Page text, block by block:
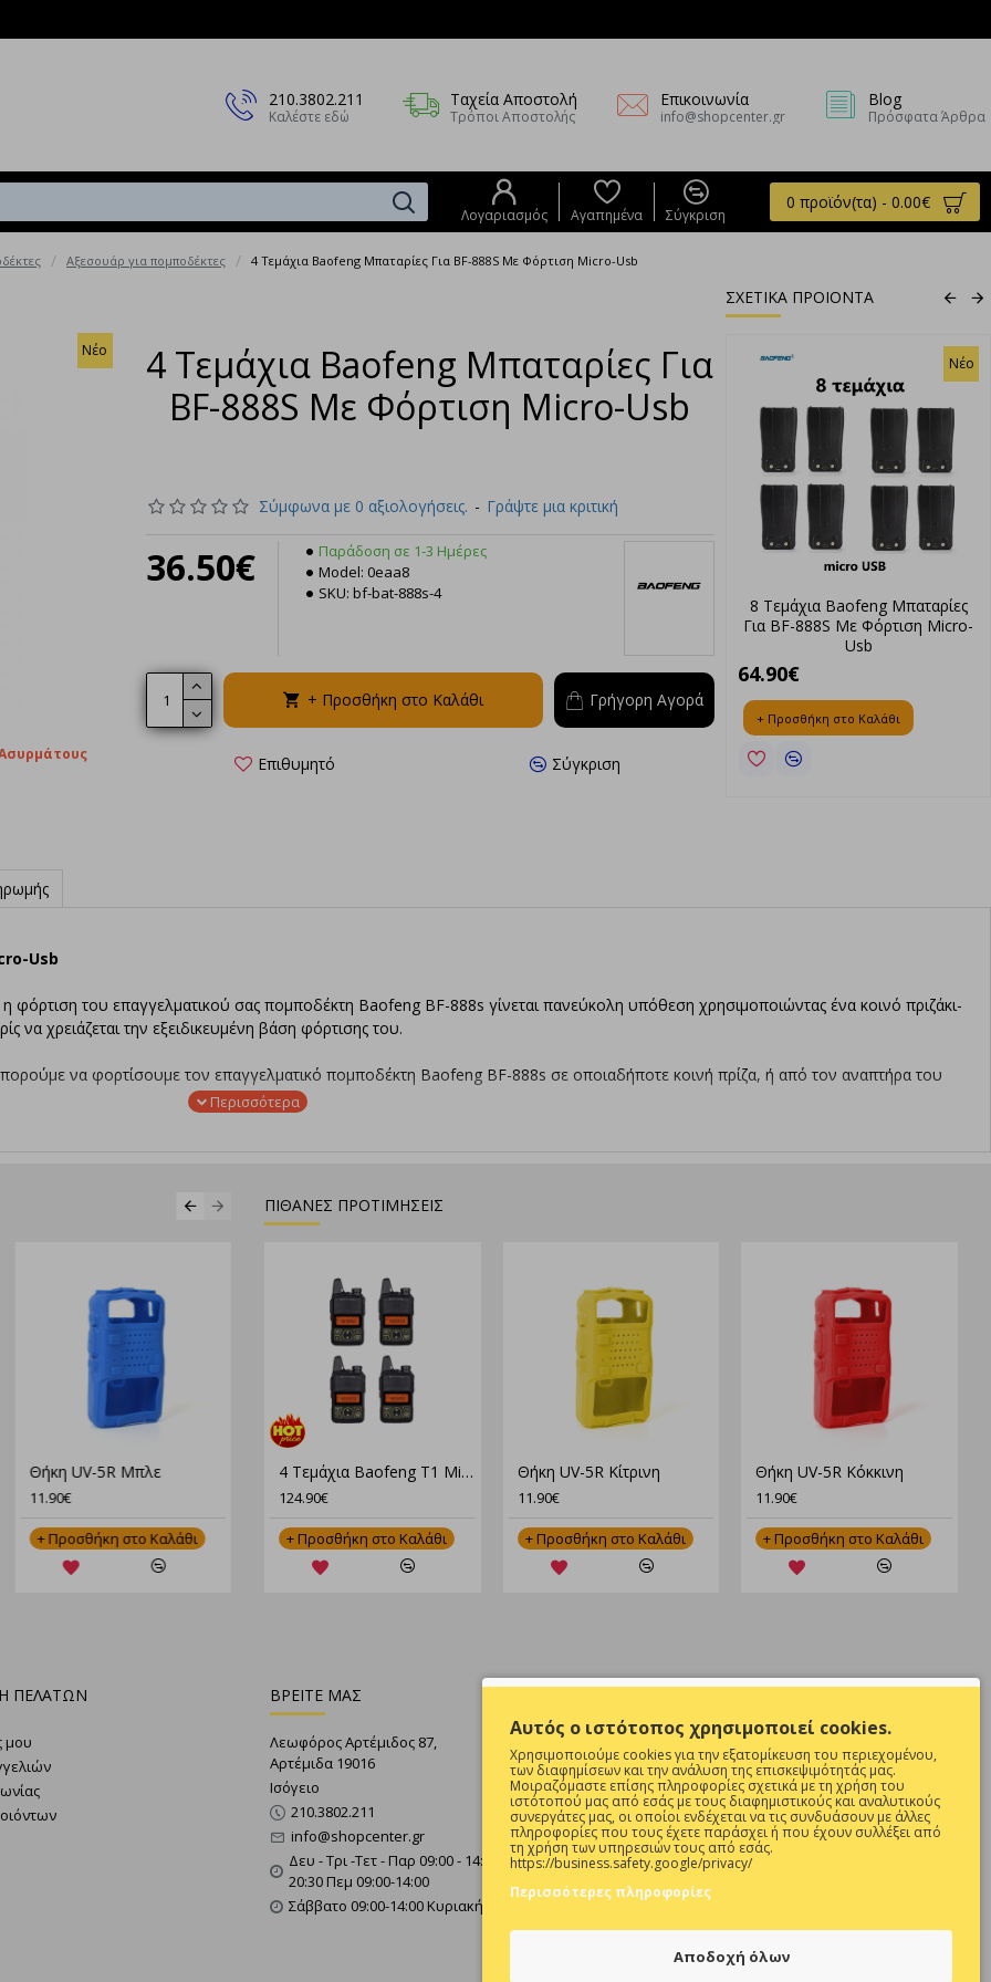
210.3802.211
Καλέστε εδώ
Ταχεία Αποστολή
Τρόποι Αποστολής
Επικοινωνία
info@shopcenter.gr
Blog
Πρόσφατα Άρθρα
Λογαριασμός Αγαπημένα Σύγκριση
0 προϊόν(τα) - 0.00€
Αξεσουάρ για πομποδέκτες 4 Τεμάχια Baofeng Μπαταρίες Για BF-888S Με Φόρτιση Micro-Usb
Νέο
4 Τεμάχια Baofeng Μπαταρίες Για
BF-888S Με Φόρτιση Micro-Usb
Σύμφωνα με 0 αξιολογήσεις. - Γράψτε μια κριτική
36.50€
Παράδοση σε 1-3 Ημέρες
Model: 0eaa8
SKU: bf-bat-888s-4
+ Προσθήκη στο Καλάθι Γρήγορη Αγορά
Επιθυμητό Σύγκριση
ΣΧΕΤΙΚΑ ΠΡΟΙΟΝΤΑ
Νέο
10 Τεμάχια Baofeng Μπαταρίες
76.40€
8 Τεμάχια Baofeng Μπαταρίες
Για BF-888S Με Φόρτιση Micro-
64.90€
+ Προσθήκη στο Καλάθι
6
Για
Usb
του επαγγελματικού σας πομποδέκτη Baofeng BF-888s γίνεται πανεύκολη υπόθεση χρησιμοποιώντας ένα κοινό πριζάκι-
χρειάζεται την εξειδικευμένη βάση φόρτισης του.
να φορτίσουμε τον επαγγελματικό πομποδέκτη Baofeng BF-888s σε οποιαδήποτε κοινή πρίζα, ή από τον αναπτήρα τoυ
φορτίζει, πράσινη ένδειξη όταν είναι πλήρως φορτισμένη).
καφέ, εστιατόρια, εργοτάξια, υπαίθριές δραστηριότητες
777S
Μαύρη
στο Καλάθι
Θήκη UV-5R Μπλε
+ Προσθήκη στο Καλάθι
ΠΙΘΑΝΕΣ ΠΡΟΤΙΜΗΣΕΙΣ
4 Τεμάχια Baofeng T1 Mini – Φορητοί Ασύρματοι για Επαγγελματική & Ερασιτεχνική Χρήση
124.90€
+ Προσθήκη στο Καλάθι
Θήκη UV-5R Κίτρινη
11.90€
+ Προσθήκη στο Καλάθι
Θήκη UV-5R Κόκκινη
11.90€
+ Προσθήκη στο Καλάθι
ΠΕΛΑΤΩΝ
μου
ΒΡΕΙΤΕ ΜΑΣ
Λεωφόρος Αρτέμιδος 87,
Αρτέμιδα 19016
Ισόγειο
210.3802.211
info@shopcenter.gr
Δευ - Τρι -Τετ - Παρ 09:00 - 14:00 ΚΑΙ 17:00-
20:30 Πεμ 09:00-14:00
Σάββατο 09:00-14:00 Κυριακή Κλειστά
Θες να είσαι ενήμερος για όλες τις
προσφορές ;
Εγγραφή
Συμπληρώστε την επαλήθευση captcha
παρακάτω
Αυτός ο ιστότοπος χρησιμοποιεί cookies.
Χρησιμοποιούμε cookies για την εξατομίκευση του περιεχομένου,
των διαφημίσεων και την ανάλυση της επισκεψιμότητάς μας.
Μοιραζόμαστε επίσης πληροφορίες σχετικά με τη χρήση του
ιστότοπού μας από εσάς με τους διαφημιστικούς και αναλυτικούς
συνεργάτες μας, οι οποίοι ενδέχεται να τις συνδυάσουν με άλλες
πληροφορίες που τους έχετε παράσχει ή που έχουν συλλέξει από
τη χρήση των υπηρεσιών τους από εσάς.
https://business.safety.google/privacy/
Περισσότερες πληροφορίες
Αποδοχή όλων